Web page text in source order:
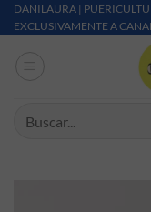
Saltar al contenido
DANILAURA |
EXCLUSIVAMENTE A